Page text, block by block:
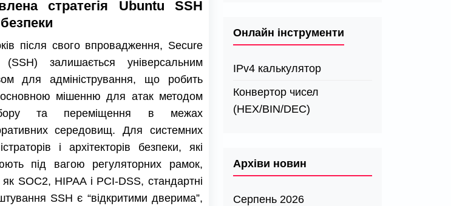
стратегія Ubuntu SSH
після свого впровадження, Secure
(SSH) залишається універсальним
для адміністрування, що робить
мішенню для атак методом
та переміщення в межах
середовищ. Для системних
і архітекторів безпеки, які
під вагою регуляторних рамок,
як SOC2, HIPAA і PCI-DSS, стандартні
SSH є “відкритими дверима”,
Онлайн інструменти
IPv4 калькулятор
Конвертор чисел
(HEX/BIN/DEC)
Архіви новин
Серпень 2026